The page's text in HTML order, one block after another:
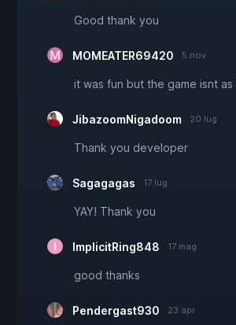
Good thank you
MOMEATER69420 5 nov
it was fun but the game isnt
JibazoomNigadoom 20 lug
Thank you developer
Sagagagas 17 lug
YAY! Thank you
ImplicitRing848 17 mag
good thanks
Pendergast930 23 apr